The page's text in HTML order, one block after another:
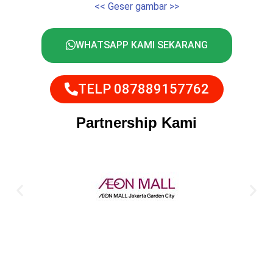
<< Geser gambar >>
WHATSAPP KAMI SEKARANG
TELP 087889157762
Partnership Kami